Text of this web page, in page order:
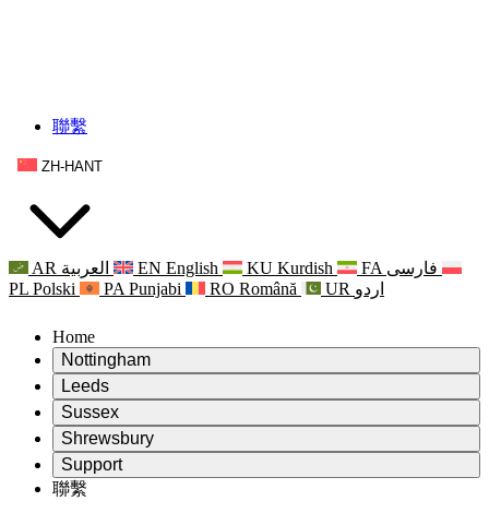
聯繫
ZH-HANT
AR العربية EN English KU Kurdish FA فارسی
PL Polski PA Punjabi RO Română UR اردو
Home
Nottingham
Review
評審主席
獨立審核小組
職權範圍
獨立審查最終報告
常見問題
Leeds
Review
評審主席
獨立審核小組
職權範圍
聯繫
Sussex
Review
評審主席
獨立審核小組
職權範圍
Shrewsbury
Review
產科複查的職權範圍
Support
Leeds
聯繫